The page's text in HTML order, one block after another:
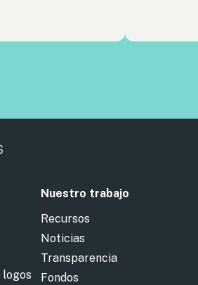
logos
Nuestro trabajo
Recursos
Noticias
Transparencia
Fondos